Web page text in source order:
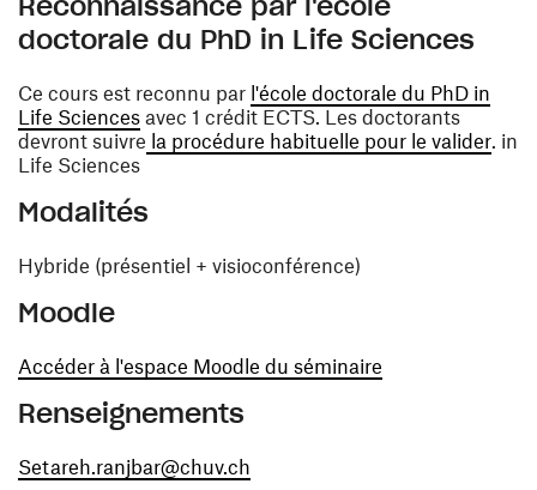
doctorale du PhD in Life Sciences
Ce cours est reconnu par l'école doctorale du PhD in
Life Sciences(ouvre une nouvelle fenêtre)
avec 1 crédit ECTS. Les doctorants
devront suivre la procédure habituelle pour le valider. in
Life Sciences
Modalités
Hybride (présentiel + visioconférence)
Moodle
Accéder à l'espace Moodle du séminaire
Renseignements
Setareh.ranjbar@chuv.ch